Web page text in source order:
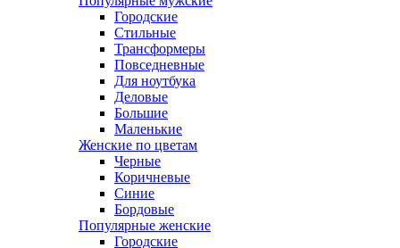
Городские
Стильные
Трансформеры
Повседневные
Для ноутбука
Деловые
Большие
Маленькие
Женские по цветам
Черные
Коричневые
Синие
Бордовые
Популярные женские
Городские